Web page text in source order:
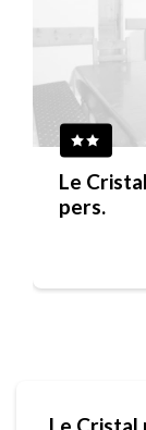
Le
pers.